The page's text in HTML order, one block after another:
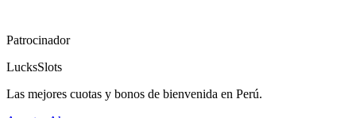
Patrocinador
LucksSlots
Las mejores cuotas y bonos de bienvenida en Perú.